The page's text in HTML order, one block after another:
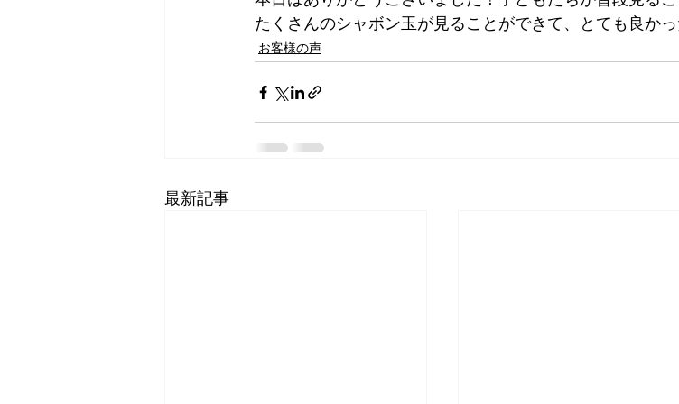
たくさんのシャボン玉が見ることができて、とても良か
お客様の声
最新記事